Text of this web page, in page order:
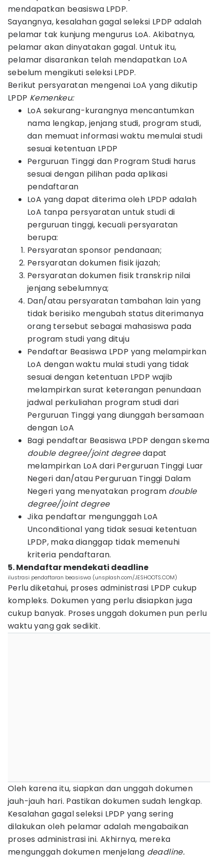
mendapatkan beasiswa LPDP.
Sayangnya, kesalahan gagal seleksi LPDP adalah
pelamar tak kunjung mengurus LoA. Akibatnya,
pelamar akan dinyatakan gagal. Untuk itu,
pelamar disarankan telah mendapatkan LoA
sebelum mengikuti seleksi LPDP.
Berikut persyaratan mengenai LoA yang dikutip
LPDP Kemenkeu:
LoA sekurang-kurangnya mencantumkan
nama lengkap, jenjang studi, program studi,
dan memuat informasi waktu memulai studi
sesuai ketentuan LPDP
Perguruan Tinggi dan Program Studi harus
sesuai dengan pilihan pada aplikasi
pendaftaran
LoA yang dapat diterima oleh LPDP adalah
LoA tanpa persyaratan untuk studi di
perguruan tinggi, kecuali persyaratan
berupa:
Persyaratan sponsor pendanaan;
Persyaratan dokumen fisik ijazah;
Persyaratan dokumen fisik transkrip nilai
jenjang sebelumnya;
Dan/atau persyaratan tambahan lain yang
tidak berisiko mengubah status diterimanya
orang tersebut sebagai mahasiswa pada
program studi yang dituju
Pendaftar Beasiswa LPDP yang melampirkan
LoA dengan waktu mulai studi yang tidak
sesuai dengan ketentuan LPDP wajib
melampirkan surat keterangan penundaan
jadwal perkuliahan program studi dari
Perguruan Tinggi yang diunggah bersamaan
dengan LoA
Bagi pendaftar Beasiswa LPDP dengan skema
double degree/joint degreedapat
melampirkan LoA dari Perguruan Tinggi Luar
Negeri dan/atau Perguruan Tinggi Dalam
Negeri yang menyatakan program double
degree/joint degree
Jika pendaftar mengunggah LoA
Unconditional yang tidak sesuai ketentuan
LPDP, maka dianggap tidak memenuhi
kriteria pendaftaran.
5. Mendaftar mendekati deadline
ilustrasi pendaftaran beasiswa (unsplash.com/JESHOOTS.COM)
Perlu diketahui, proses administrasi LPDP cukup
kompleks. Dokumen yang perlu disiapkan juga
cukup banyak. Proses unggah dokumen pun perlu
waktu yang gak sedikit.
Oleh karena itu, siapkan dan unggah dokumen
jauh-jauh hari. Pastikan dokumen sudah lengkap.
Kesalahan gagal seleksi LPDP yang sering
dilakukan oleh pelamar adalah mengabaikan
proses administrasi ini. Akhirnya, mereka
mengunggah dokumen menjelang deadline.